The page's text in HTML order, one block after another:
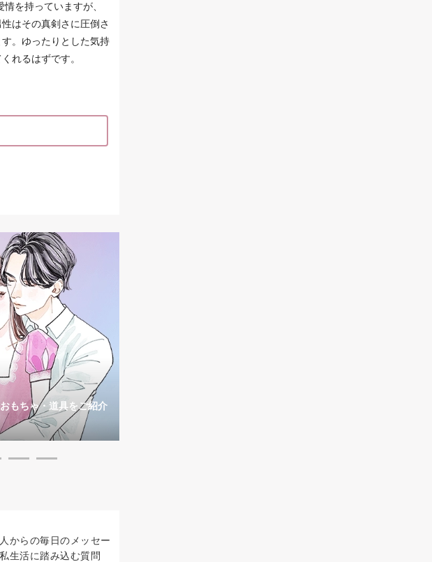
を持っていますが、
はその真剣さに圧倒さ
。ゆったりとした気持
れるはずです。
もちゃ・道具をご紹介
からの毎日のメッセー
生活に踏み込む質問